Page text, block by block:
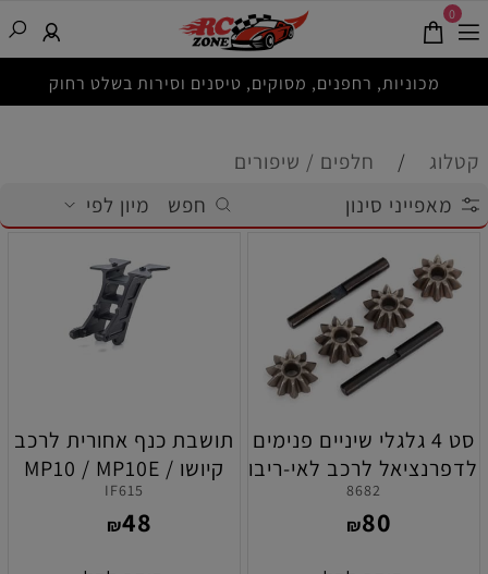
מכוניות, רחפנים, מסוקים, טיסנים וסירות בשלט רחוק
0
קטלוג /
חלפים / שיפורים
מאפייני סינון
חפש מיון לפי
סט 4 גלגלי שיניים פנימים
לדפרנציאל לרכב לאי-ריבו
8682
₪80
תושבת כנף אחורית לרכב
קיושו MP10 / MP10E /
MP10Te
IF615
₪48